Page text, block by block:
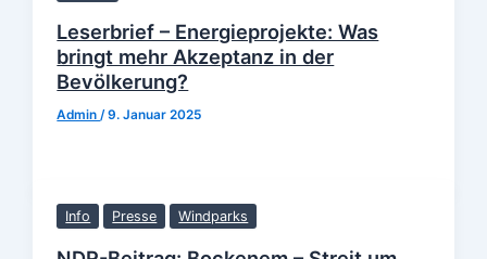
Leserbrief – Energieprojekte: Was
bringt mehr Akzeptanz in der
Bevölkerung?
Admin /9. Januar 2025
Info Presse Windparks